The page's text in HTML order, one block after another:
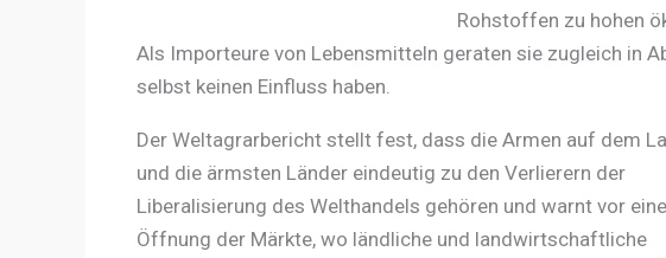
Rohstoffen zu hohen
Als Importeure von Lebensmitteln geraten sie zugleich in
selbst keinen Einfluss haben.
Der Weltagrarbericht stellt fest, dass die Armen auf dem
und die ärmsten Länder eindeutig zu den Verlierern der
Liberalisierung des Welthandels gehören und warnt vor
Öffnung der Märkte, wo ländliche und landwirtschaftliche